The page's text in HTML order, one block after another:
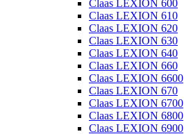
Claas LEXION 600
Claas LEXION 610
Claas LEXION 620
Claas LEXION 630
Claas LEXION 640
Claas LEXION 660
Claas LEXION 6600
Claas LEXION 670
Claas LEXION 6700
Claas LEXION 6800
Claas LEXION 6900